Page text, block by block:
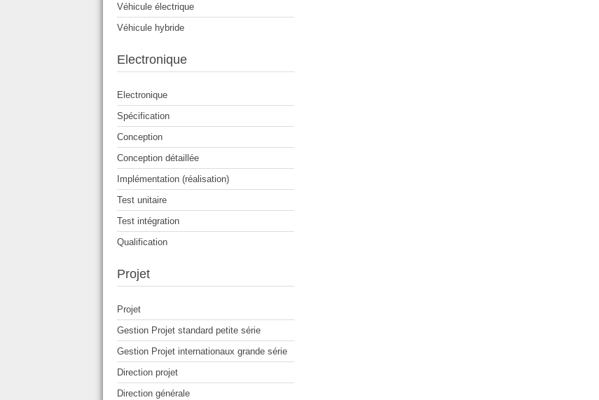
Véhicule électrique
Véhicule hybride
Electronique
Electronique
Spécification
Conception
Conception détaillée
Implémentation (réalisation)
Test unitaire
Test intégration
Qualification
Projet
Projet
Gestion Projet standard petite série
Gestion Projet internationaux grande série
Direction projet
Direction générale